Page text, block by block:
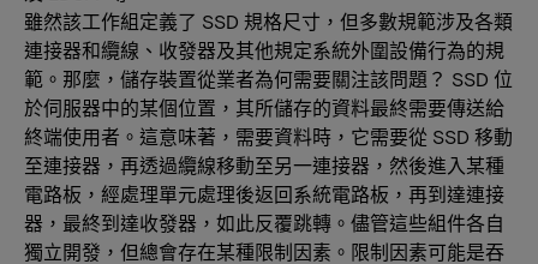
雖然該工作組定義了 SSD 規格尺寸，但多數規範涉及各類
連接器和纜線、收發器及其他規定系統外圍設備行為的規
範。那麼，儲存裝置從業者為何需要關注該問題？ SSD 位
於伺服器中的某個位置，其所儲存的資料最終需要傳送給
終端使用者。這意味著，需要資料時，它需要從 SSD 移動
至連接器，再透過纜線移動至另一連接器，然後進入某種
電路板，經處理單元處理後返回系統電路板，再到達連接
器，最終到達收發器，如此反覆跳轉。儘管這些組件各自
獨立開發，但總會存在某種限制因素。限制因素可能是吞